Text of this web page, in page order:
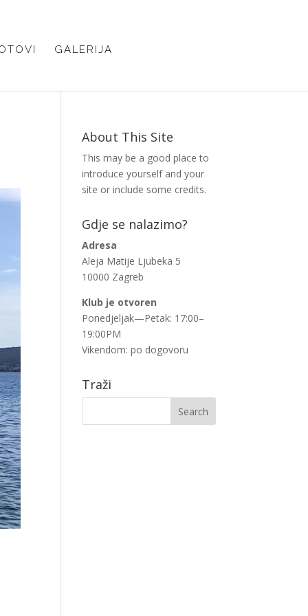
GALERIJA
About This Site
This may be a good place to
introduce yourself and your
site or include some credits.
Gdje se nalazimo?
Adresa
Aleja Matije Ljubeka 5
10000 Zagreb
Klub je otvoren
Ponedjeljak—Petak: 17:00–
19:00PM
Vikendom: po dogovoru
Traži